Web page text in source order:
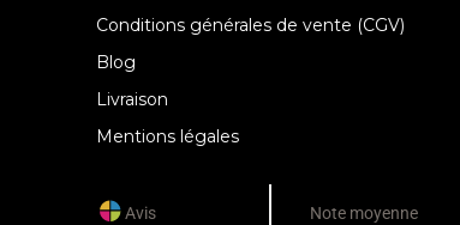
Conditions générales de vente (CGV)
Blog
Livraison
Mentions légales